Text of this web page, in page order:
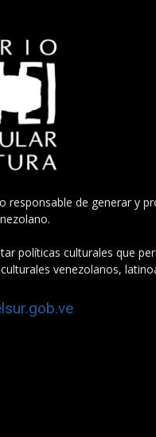
responsable de generar y
políticas culturales que
venezolanos,